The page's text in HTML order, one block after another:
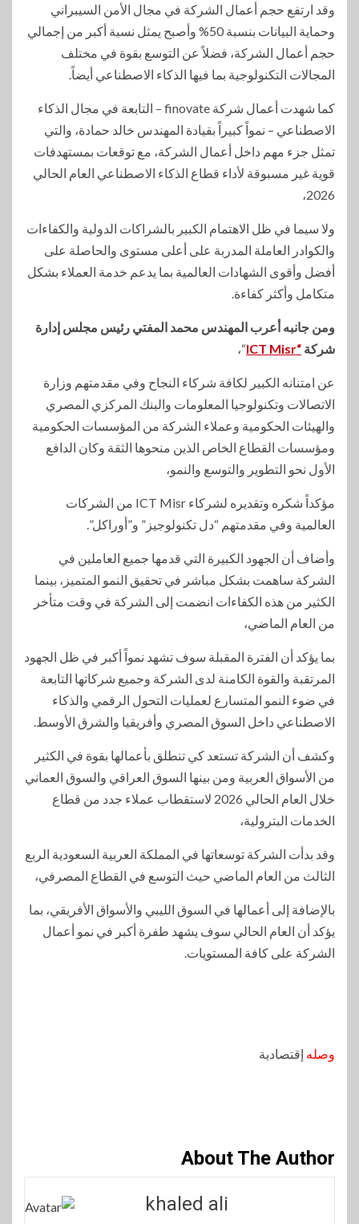
وقد ارتفع حجم أعمال الشركة في مجال الأمن السيبراني
وحماية البيانات بنسبة 50% وأصبح يمثل نسبة أكبر من إجمالي
حجم أعمال الشركة، فضلاً عن التوسع بقوة في مختلف
المجالات التكنولوجية بما فيها الذكاء الاصطناعي أيضاً.
كما شهدت أعمال شركة finovate – التابعة في مجال الذكاء
الاصطناعي – نمواً كبيراً بقيادة المهندس خالد حمادة، والتي
تمثل جزء مهم داخل أعمال الشركة، مع توقعات بمستهدفات
قوية غير مسبوقة لأداء قطاع الذكاء الاصطناعي العام الحالي
2026،
ولا سيما في ظل الاهتمام الكبير بالشراكات الدولية والكفاءات
والكوادر العاملة المدربة على أعلى مستوى والحاصلة على
أفضل وأقوى الشهادات العالمية بما يدعم خدمة العملاء بشكل
متكامل وأكثر كفاءة.
ومن جانبه أعرب المهندس محمد المفتي رئيس مجلس إدارة
شركة “ICT Misr “،
عن امتنانه الكبير لكافة شركاء النجاح وفي مقدمتهم وزارة
الاتصالات وتكنولوجيا المعلومات والبنك المركزي المصري
والهيئات الحكومية وعملاء الشركة من المؤسسات الحكومية
ومؤسسات القطاع الخاص الذين منحوها الثقة وكان الدافع
الأول نحو التطوير والتوسع والنمو،
مؤكداً شكره وتقديره لشركاء ICT Misr من الشركات
العالمية وفي مقدمتهم “دل تكنولوجيز” و”أوراكل”.
وأضاف أن الجهود الكبيرة التي قدمها جميع العاملين في
الشركة ساهمت بشكل مباشر في تحقيق النمو المتميز، بينما
الكثير من هذه الكفاءات انضمت إلى الشركة في وقت متأخر
من العام الماضي،
بما يؤكد أن الفترة المقبلة سوف تشهد نمواً أكبر في ظل الجهود
المرتقبة والقوة الكامنة لدى الشركة وجميع شركاتها التابعة
في ضوء النمو المتسارع لعمليات التحول الرقمي والذكاء
الاصطناعي داخل السوق المصري وأفريقيا والشرق الأوسط.
وكشف أن الشركة تستعد كي تنطلق بأعمالها بقوة في الكثير
من الأسواق العربية ومن بينها السوق العراقي والسوق العماني
خلال العام الحالي 2026 لاستقطاب عملاء جدد من قطاع
الخدمات البترولية،
وقد بدأت الشركة توسعاتها في المملكة العربية السعودية الربع
الثالث من العام الماضي حيث التوسع في القطاع المصرفي،
بالإضافة إلى أعمالها في السوق الليبي والأسواق الأفريقي، بما
يؤكد أن العام الحالي سوف يشهد طفرة أكبر في نمو أعمال
الشركة على كافة المستويات.
وصله إقتصادية
About The Author
khaled ali